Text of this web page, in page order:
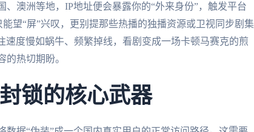
澳洲等地，IP地址便会暴露你的“外来身份”，触发平台
望“屏”兴叹，更别提那些热播的独播资源或卫视同步剧集
速度慢如蜗牛、频繁掉线，看剧变成一场卡顿马赛克的煎
热切期盼。
锁的核心武器